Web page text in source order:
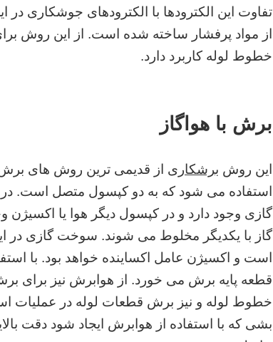
تفاوت این الکترودها با الکترودهای جوشکاری
از مواد پرفشار ساخته شده است. از این روش
خطوط لوله کاربرد دارد.
برش با هواگاز
این روش برشکاری از قدیمی ترین روش های
استفاده می شود که به دو کپسول متصل است.
گازی وجود دارد و در کپسول دیگر هوا یا اکسیژن
گاز با یکدیگر مخلوط می شوند. سوخت گازی در
است و اکسیژن عامل اکساینده خواهد بود. با
قطعه پایه برش می خورد. از هوابرش نیز برای
خطوط لوله و نیز برش قطعات لوله در عملیات
بشی که با استفاده از هوابرش ایجاد شود دقت